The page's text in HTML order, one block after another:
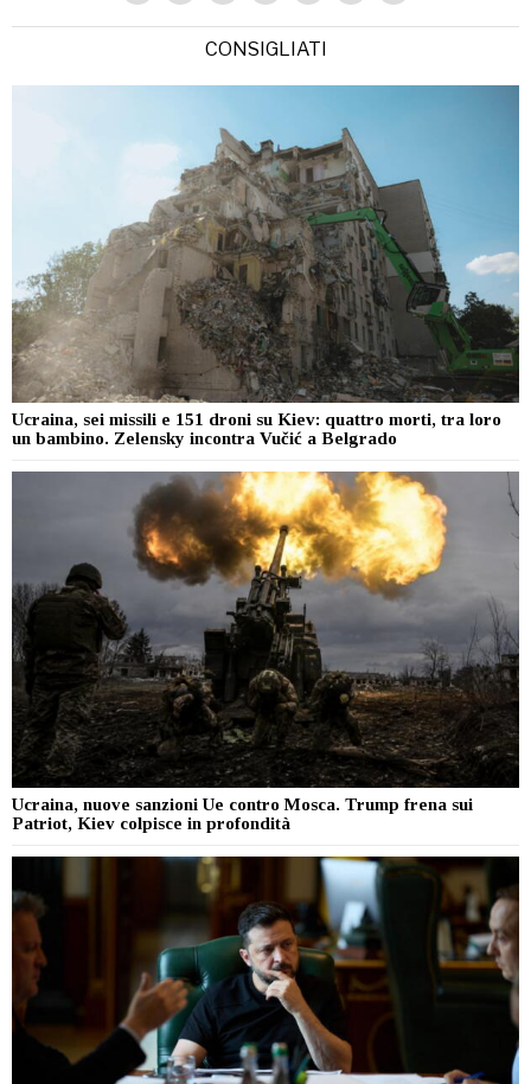
CONSIGLIATI
Ucraina, sei missili e 151 droni su Kiev: quattro morti, tra loro
un bambino. Zelensky incontra Vučić a Belgrado
Ucraina, nuove sanzioni Ue contro Mosca. Trump frena sui
Patriot, Kiev colpisce in profondità